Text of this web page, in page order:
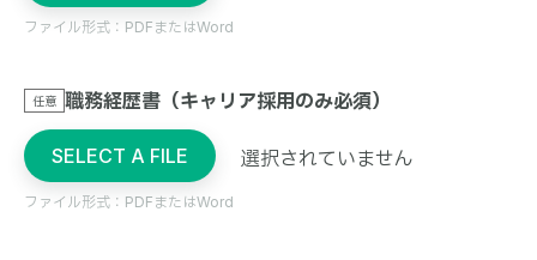
ファイル形式：PDFまたはWord
任意 職務経歴書（キャリア採用のみ必須）
SELECT A FILE 選択されていません
ファイル形式：PDFまたはWord